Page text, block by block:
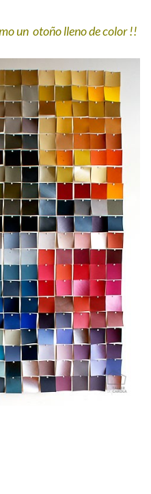
un otoño lleno de color !!